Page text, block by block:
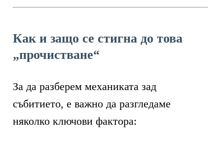
Как и защо се стигна до това
„прочистване“
За да разберем механиката зад
събитието, е важно да разгледаме
няколко ключови фактора: